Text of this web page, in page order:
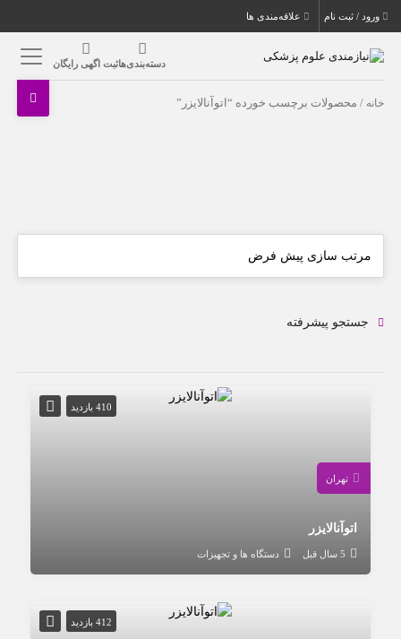
ورود / ثبت نام علاقه‌مندی ها
دسته‌بندی‌هاثبت اگهی رایگان
خانه / محصولات برچسب خورده “اتوآنالایزر”
جستجو پیشرفته
410 بازدید
تهران
اتوآنالایزر
5 سال قبل دستگاه ها و تجهیزات
412 بازدید